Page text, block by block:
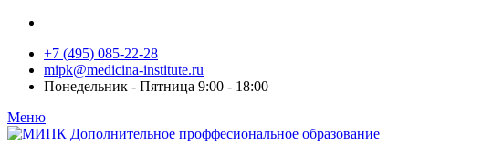
+7 (495) 085-22-28
mipk@medicina-institute.ru
Понедельник - Пятница 9:00 - 18:00
Меню